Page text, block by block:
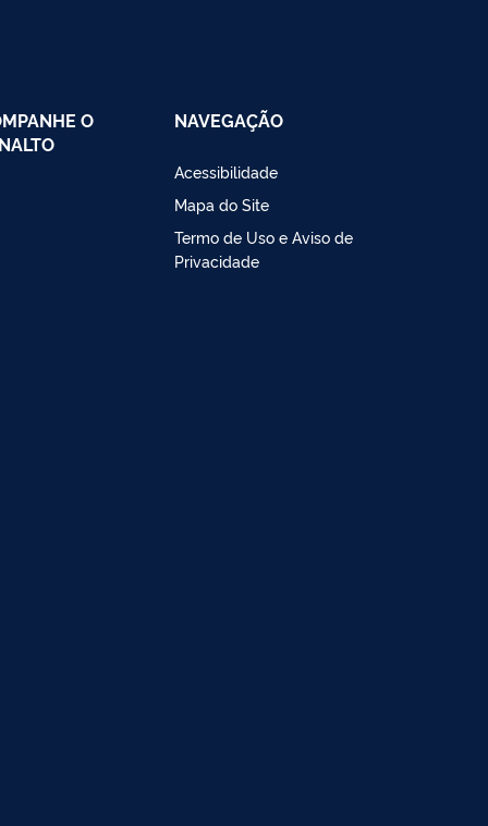
O
NAVEGAÇÃO
Acessibilidade
Mapa do Site
Termo de Uso e Aviso de
Privacidade